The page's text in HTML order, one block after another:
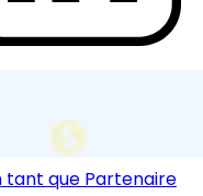
tant que Partenaire